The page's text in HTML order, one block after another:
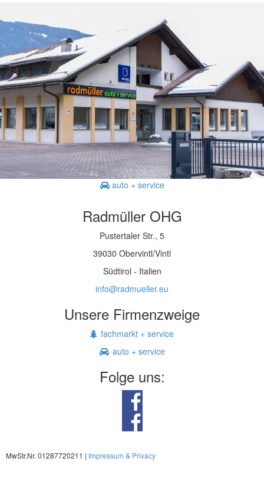
auto + service
Radmüller OHG
Pustertaler Str., 5
39030 Obervintl/Vintl
Südtirol - Italien
info@radmueller.eu
Unsere Firmenzweige
fachmarkt + service
auto + service
Folge uns:
MwStr.Nr. 01287720211 | Impressum & Privacy